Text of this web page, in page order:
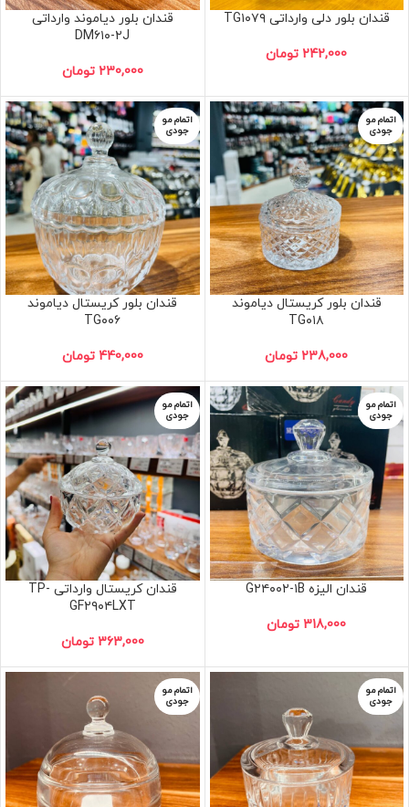
قندان بلور دلی وارداتی TG۱۰۷۹
242,000 تومان
قندان بلور دیاموند وارداتی
DM۶۱۰-۲J
230,000 تومان
اتمام مو
جودی
قندان بلور کریستال دیاموند
TG۰۱۸
238,000 تومان
اتمام مو
جودی
قندان بلور کریستال دیاموند
TG۰۰۶
440,000 تومان
اتمام مو
جودی
قندان الیزه G۲۴۰۰۲-۱B
318,000 تومان
اتمام مو
جودی
قندان کریستال وارداتی TP-
GF۲۹۰۴LXT
363,000 تومان
اتمام مو
جودی
اتمام مو
جودی